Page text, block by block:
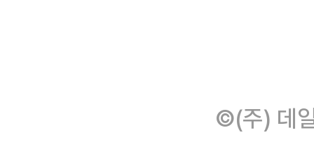
©(주) 데